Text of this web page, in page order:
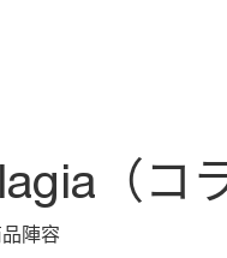
（コ
陣容